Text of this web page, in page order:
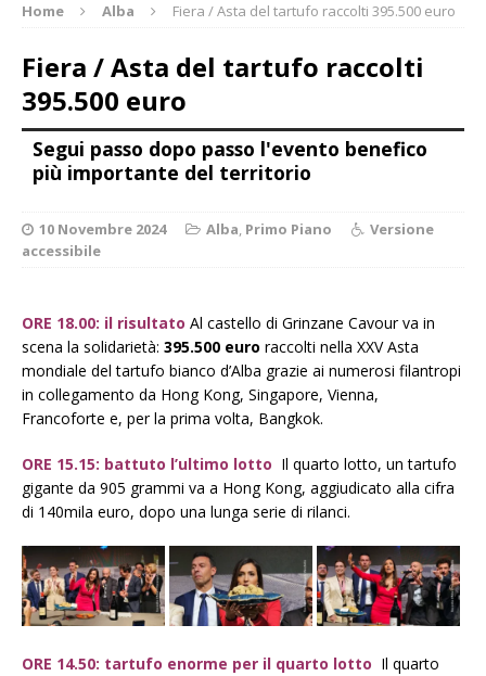
Home Alba Fiera / Asta del tartufo raccolti 395.500 euro
Fiera / Asta del tartufo raccolti
395.500 euro
Segui passo dopo passo l'evento benefico
più importante del territorio
10 Novembre 2024 Alba, Primo Piano
Versione
accessibile
ORE 18.00: il risultato Al castello di Grinzane Cavour va in
scena la solidarietà: 395.500 euro raccolti nella XXV Asta
mondiale del tartufo bianco d’Alba grazie ai numerosi filantropi
in collegamento da Hong Kong, Singapore, Vienna,
Francoforte e, per la prima volta, Bangkok.
ORE 15.15: battuto l’ultimo lotto Il quarto lotto, un tartufo
gigante da 905 grammi va a Hong Kong, aggiudicato alla cifra
di 140mila euro, dopo una lunga serie di rilanci.
ORE 14.50: tartufo enorme per il quarto lotto Il quarto